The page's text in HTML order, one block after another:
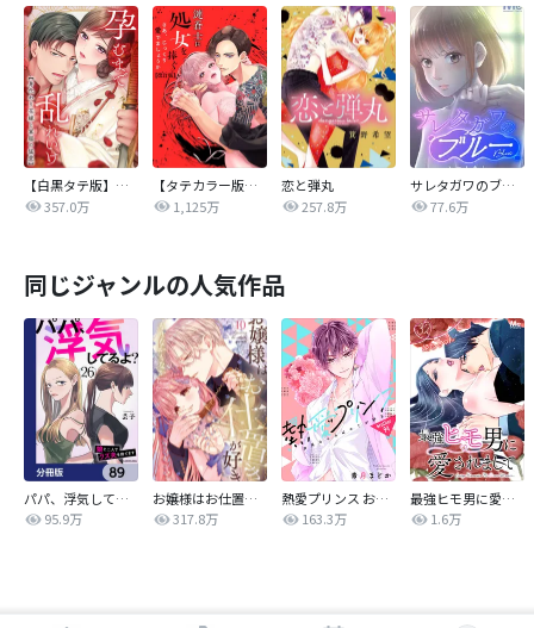
【白黒タテ版】孕むまで乱れいけ～身代わり花嫁と軍服の猛愛
357.0万
【タテカラー版】漣蒼士に処女を捧ぐ～さあ、じっくり愛でましょうか
1,125万
恋と弾丸
257.8万
サレタガワのブルー【タテヨミ】
77.6万
同じジャンルの人気作品
パパ、浮気してるよ？娘と二人でクズ夫を捨てます【分冊版】
95.9万
お嬢様はお仕置きが好き
317.8万
熱愛プリンス お兄ちゃんはキミが好き
163.3万
最強ヒモ男に愛されまして
1.6万